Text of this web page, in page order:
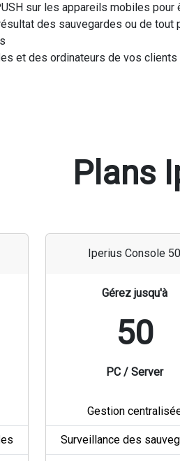
sur les appareils mobiles pour
des sauvegardes ou de tout
et des ordinateurs de vos clients
Plans
Iperius Console 50
Gérez jusqu'à
50
PC / Server
Gestion
Surveillance des